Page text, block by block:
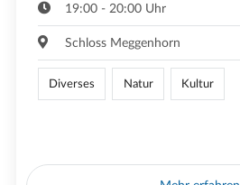
19:00 - 20:00 Uhr
Schloss Meggenhorn
Diverses Natur Kultur